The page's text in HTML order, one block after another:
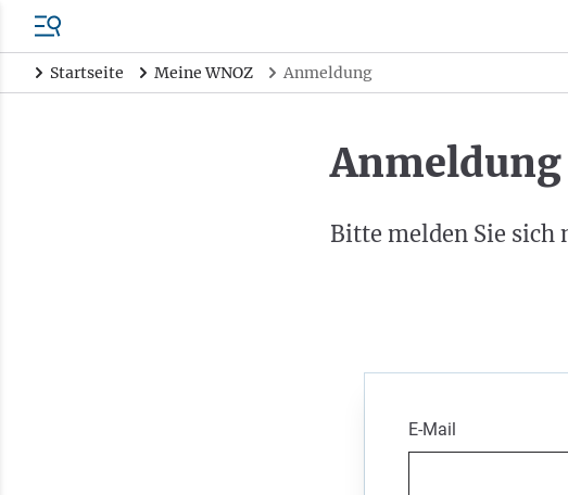
Startseite Meine WNOZ Anmeldung
Anmeldung
Bitte melden Sie sich
E-Mail